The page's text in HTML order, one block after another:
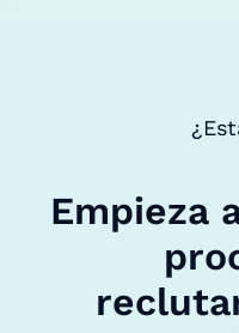
Empieza